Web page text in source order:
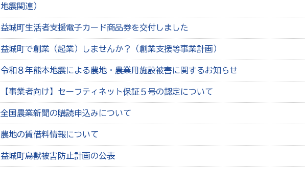
地震関連）
益城町生活者支援電子カード商品券を交付しました
益城町で創業（起業）しませんか？（創業支援等事業計画）
令和８年熊本地震による農地・農業用施設被害に関するお知らせ
【事業者向け】セーフティネット保証５号の認定について
全国農業新聞の購読申込みについて
農地の賃借料情報について
益城町鳥獣被害防止計画の公表